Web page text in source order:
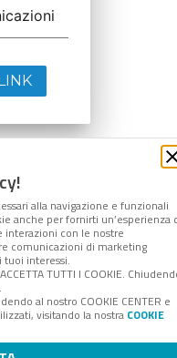
alla navigazione e funzionali
anche per fornirti un’esperienza
interazioni con le nostre
comunicazioni di marketing
interessi.
TUTTI I COOKIE.
al nostro COOKIE CENTER e
visitando la nostra COOKIE